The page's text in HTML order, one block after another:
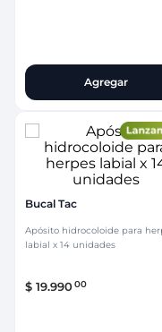
Agregar
Bucal Tac
Apósito hidrocoloide para
labial x 14 unidades
$ 19.99000